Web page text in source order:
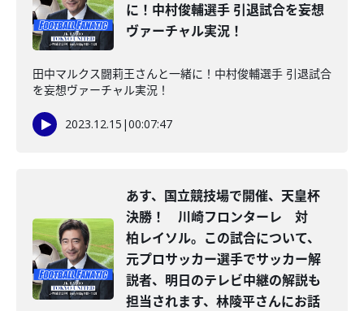
に！中村俊輔選手 引退試合を妄想
ヴァーチャル実況！
田中マルクス闘莉王さんと一緒に！中村俊輔選手 引退試合
を妄想ヴァーチャル実況！
2023.12.15 |00:07:47
あす、国立競技場で開催、天皇杯
決勝！ 川崎フロンターレ 対
柏レイソル。この試合について、
元プロサッカー選手でサッカー解
説者、明日のテレビ中継の解説も
担当されます、林陵平さんにお話